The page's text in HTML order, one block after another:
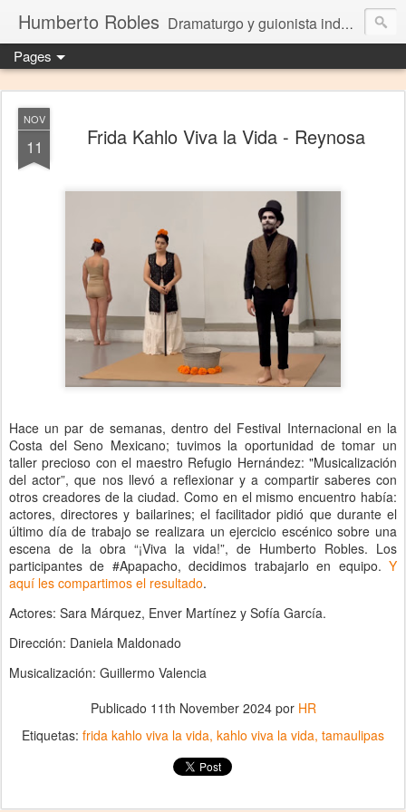
Humberto Robles Dramaturgo y guionista independiente
Pages
NOV
11 Frida Kahlo Viva la Vida - Reynosa
Hace un par de semanas, dentro del Festival Internacional en la
Costa del Seno Mexicano; tuvimos la oportunidad de tomar un
taller precioso con el maestro Refugio Hernández: "Musicalización
del actor”, que nos llevó a reflexionar y a compartir saberes con
otros creadores de la ciudad. Como en el mismo encuentro había:
actores, directores y bailarines; el facilitador pidió que durante el
último día de trabajo se realizara un ejercicio escénico sobre una
escena de la obra “¡Viva la vida!”, de Humberto Robles. Los
participantes de #Apapacho, decidimos trabajarlo en equipo. Y
aquí les compartimos el resultado.
Actores: Sara Márquez, Enver Martínez y Sofía García.
Dirección: Daniela Maldonado
Musicalización: Guillermo Valencia
Publicado 11th November 2024por HR
Etiquetas: frida kahlo viva la vida kahlo viva la vida tamaulipas